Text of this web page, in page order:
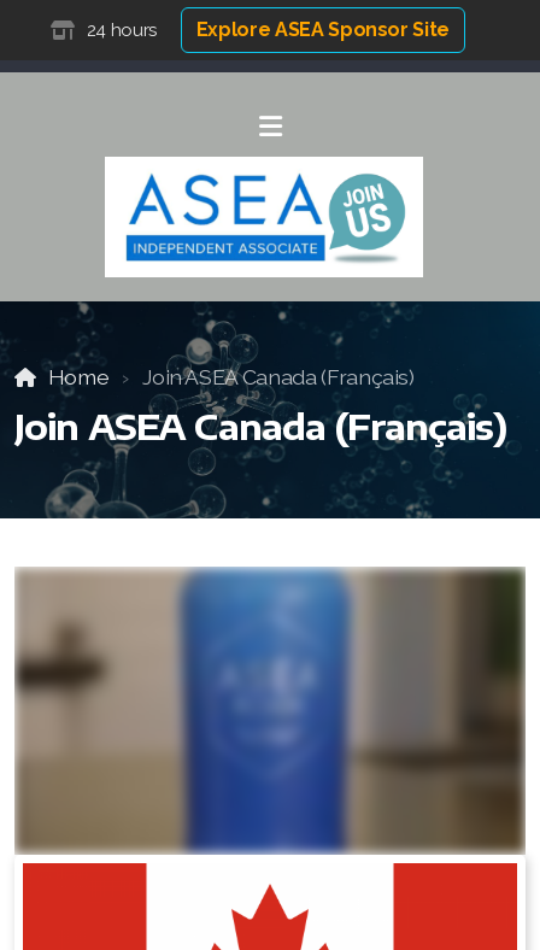
24 hours Explore ASEA Sponsor Site
Home Join ASEA Canada (Français)
Join ASEA Canada (Français)
All ASEA Products
RENUAdvanced Intensive